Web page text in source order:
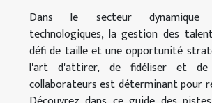
Dans le secteur
technologiques, la gestion des
défi de taille et une opportunité
l'art d'attirer, de fidéliser et de
collaborateurs est déterminant pour